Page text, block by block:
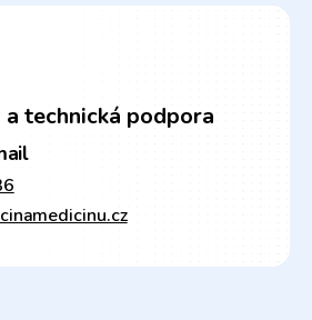
technická podpora